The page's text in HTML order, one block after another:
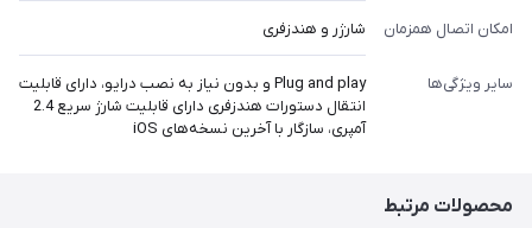
امکان اتصال همزمان شارژر و هندزفری
سایر ویژگی‌ها
Plug and play و بدون نیاز به نصب درایو، دارای قابلیت
انتقال دستورات هندزفری دارای قابلیت شارژ سریع 2.4
آمپری، سازگار با آخرین نسخه‌های iOS
محصولات مرتبط